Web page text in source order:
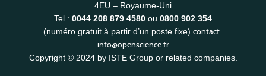
4EU – Royaume-Uni
Tel : 0044 208 879 4580 ou 0800 902 354
(numéro gratuit à partir d’un poste fixe) contact :
info@openscience.fr
Copyright © 2024 by ISTE Group or related companies.